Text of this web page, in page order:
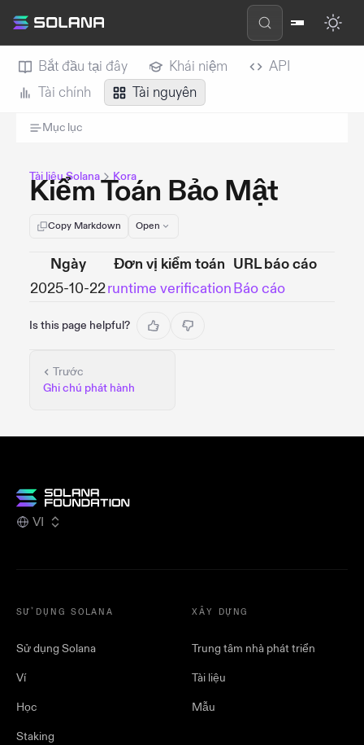
Bắt đầu tại đây Khái niệm
API
Tài chính
Tài nguyên
Mục lục
Tài liệu Solana Kora
Kiểm Toán Bảo Mật
Copy Markdown Open
Ngày Đơn vị kiểm toán URL báo cáo
2025-10-22runtime verificationBáo cáo
Is this page helpful?
Trước
Ghi chú phát hành
VI
SỬ DỤNG SOLANA
Sử dụng Solana
Ví
Học
Staking
XÂY DỰNG
Trung tâm nhà phát triển
Tài liệu
Mẫu